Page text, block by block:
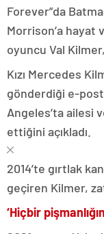
Forever”da
Morrison’a hayat
oyuncu Val
Kızı Mercedes
gönderdiği e-
Angeles’ta ailesi
ettiğini açıkladı.
2014’te gırtlak
geçiren Kilmer,
‘Hiçbir